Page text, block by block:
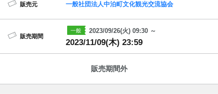
販売元 一般社団法人中泊町文化観光交流協会
販売期間
2023/09/26(火) 09:30 ～
2023/11/09(木) 23:59
販売期間外